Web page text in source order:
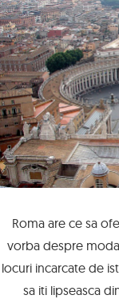
Roma are ce sa
vorba despre
locuri incarcate de
sa iti lipseasca